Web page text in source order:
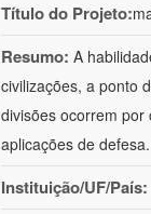
Título do Projeto:
Resumo: A
civilizações, a ponto
divisões ocorrem
aplicações de
Instituição/UF/País: